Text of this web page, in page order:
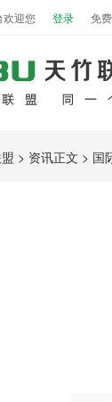
欢迎您 登录 免
> 资讯正文 > 国